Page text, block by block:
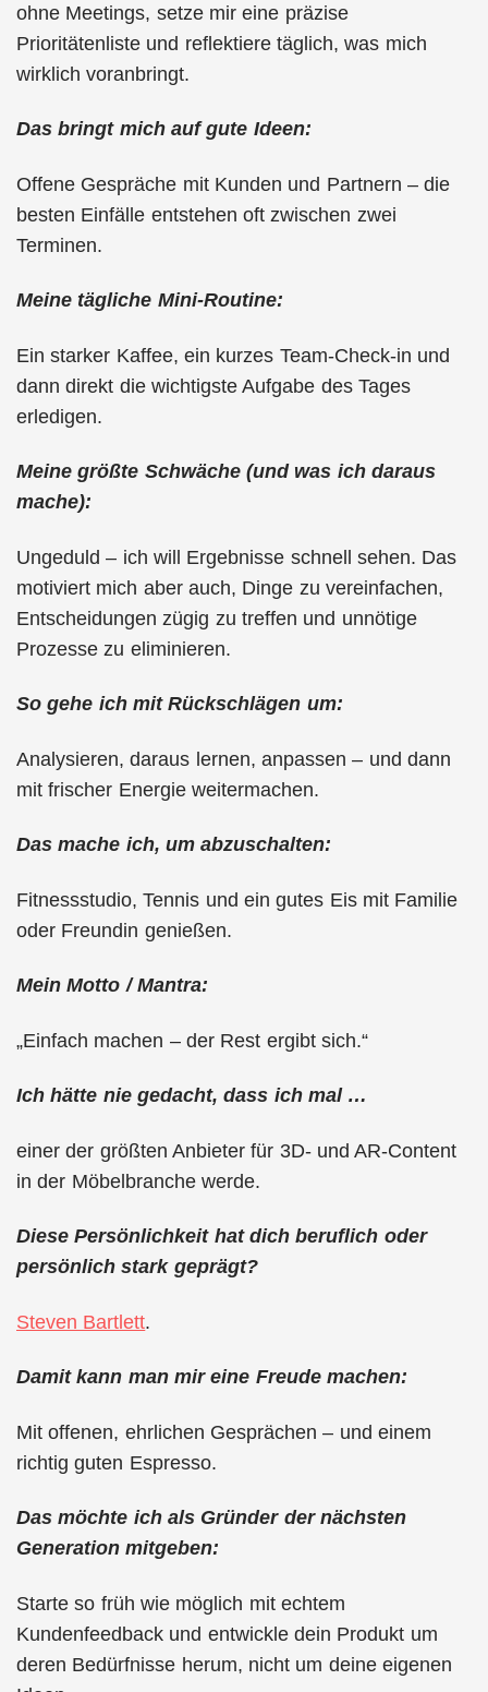
ohne Meetings, setze mir eine präzise
Prioritätenliste und reflektiere täglich, was mich
wirklich voranbringt.
Das bringt mich auf gute Ideen:
Offene Gespräche mit Kunden und Partnern – die
besten Einfälle entstehen oft zwischen zwei
Terminen.
Meine tägliche Mini-Routine:
Ein starker Kaffee, ein kurzes Team-Check-in und
dann direkt die wichtigste Aufgabe des Tages
erledigen.
Meine größte Schwäche (und was ich daraus
mache):
Ungeduld – ich will Ergebnisse schnell sehen. Das
motiviert mich aber auch, Dinge zu vereinfachen,
Entscheidungen zügig zu treffen und unnötige
Prozesse zu eliminieren.
So gehe ich mit Rückschlägen um:
Analysieren, daraus lernen, anpassen – und dann
mit frischer Energie weitermachen.
Das mache ich, um abzuschalten:
Fitnessstudio, Tennis und ein gutes Eis mit Familie
oder Freundin genießen.
Mein Motto / Mantra:
„Einfach machen – der Rest ergibt sich.“
Ich hätte nie gedacht, dass ich mal …
einer der größten Anbieter für 3D- und AR-Content
in der Möbelbranche werde.
Diese Persönlichkeit hat dich beruflich oder
persönlich stark geprägt?
Steven Bartlett.
Damit kann man mir eine Freude machen:
Mit offenen, ehrlichen Gesprächen – und einem
richtig guten Espresso.
Das möchte ich als Gründer der nächsten
Generation mitgeben:
Starte so früh wie möglich mit echtem
Kundenfeedback und entwickle dein Produkt um
deren Bedürfnisse herum, nicht um deine eigenen